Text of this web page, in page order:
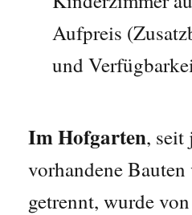
Aufpreis
und
Im Hofgarten, seit
vorhandene
getrennt, wurde